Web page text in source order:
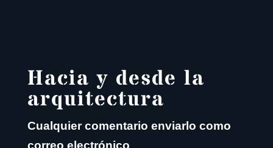
Hacia y desde la
arquitectura
Cualquier comentario enviarlo como
correo electrónico